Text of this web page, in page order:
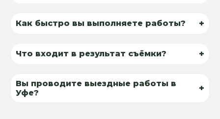
Как быстро вы выполняете работы? +
Что входит в результат съёмки? +
Вы проводите выездные работы в
Уфе?
+